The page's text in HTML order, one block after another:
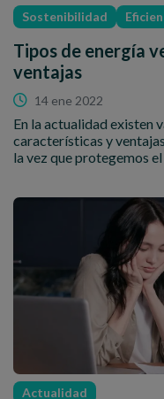
Sostenibilidad
Tipos de energía
ventajas
14 ene 2022
En la actualidad existen
características y
la vez que protegemos
Actualidad